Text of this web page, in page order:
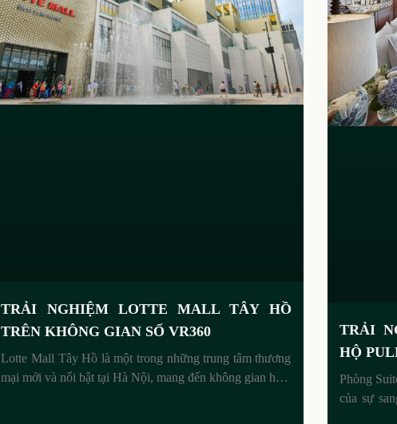
TRẢI NGHIỆM LOTTE MALL TÂY HỒ
TRÊN KHÔNG GIAN SỐ VR360
Lotte Mall Tây Hồ là một trong những trung tâm thương
mại mới và nổi bật tại Hà Nội, mang đến không gian hiện
TRẢI
HỘ
Phòng
của sự